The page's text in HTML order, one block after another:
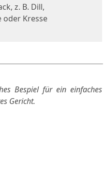
z. B. Dill,
oder Kresse
Bespiel für ein einfaches
Gericht.